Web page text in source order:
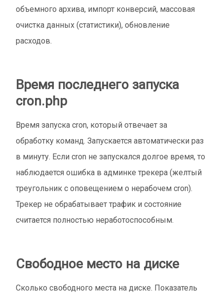
объемного архива, импорт конверсий, массовая
очистка данных (статистики), обновление
расходов.
Время последнего запуска
cron.php
Время запуска cron, который отвечает за
обработку команд. Запускается автоматически раз
в минуту. Если cron не запускался долгое время, то
наблюдается ошибка в админке трекера (желтый
треугольник с оповещением о нерабочем cron).
Трекер не обрабатывает трафик и состояние
считается полностью неработоспособным.
Свободное место на диске
Сколько свободного места на диске. Показатель